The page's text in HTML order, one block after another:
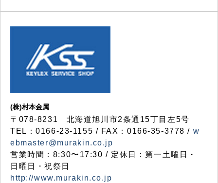
(株)村本金属
〒078-8231 北海道旭川市2条通15丁目左5号
TEL：0166-23-1155 / FAX：0166-35-3778 / w
ebmaster@murakin.co.jp
営業時間：8:30〜17:30 / 定休日：第一土曜日・
日曜日・祝祭日
http://www.murakin.co.jp